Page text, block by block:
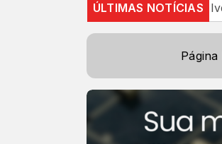
ÚLTIMAS NOTÍCIAS
álbum que traz Ivete